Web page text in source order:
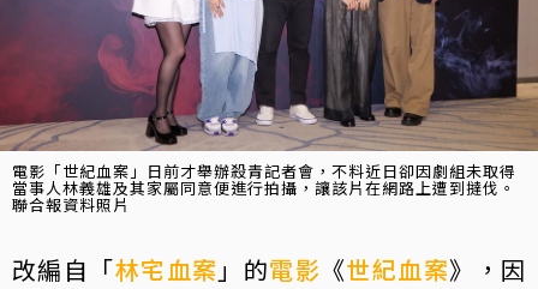
電影「世紀血案」日前才舉辦殺青記者會，不料近日卻因劇組未取得
當事人林義雄及其家屬同意便進行拍攝，讓該片在網路上遭到撻伐。
聯合報資料照片
改編自「林宅血案 」的電影 《世紀血案》，因